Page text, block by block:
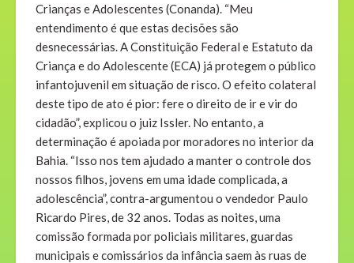
Crianças e Adolescentes (Conanda). “Meu
entendimento é que estas decisões são
desnecessárias. A Constituição Federal e Estatuto da
Criança e do Adolescente (ECA) já protegem o público
infantojuvenil em situação de risco. O efeito colateral
deste tipo de ato é pior: fere o direito de ir e vir do
cidadão”, explicou o juiz Issler. No entanto, a
determinação é apoiada por moradores no interior da
Bahia. “Isso nos tem ajudado a manter o controle dos
nossos filhos, jovens em uma idade complicada, a
adolescência”, contra-argumentou o vendedor Paulo
Ricardo Pires, de 32 anos. Todas as noites, uma
comissão formada por policiais militares, guardas
municipais e comissários da infância saem às ruas de